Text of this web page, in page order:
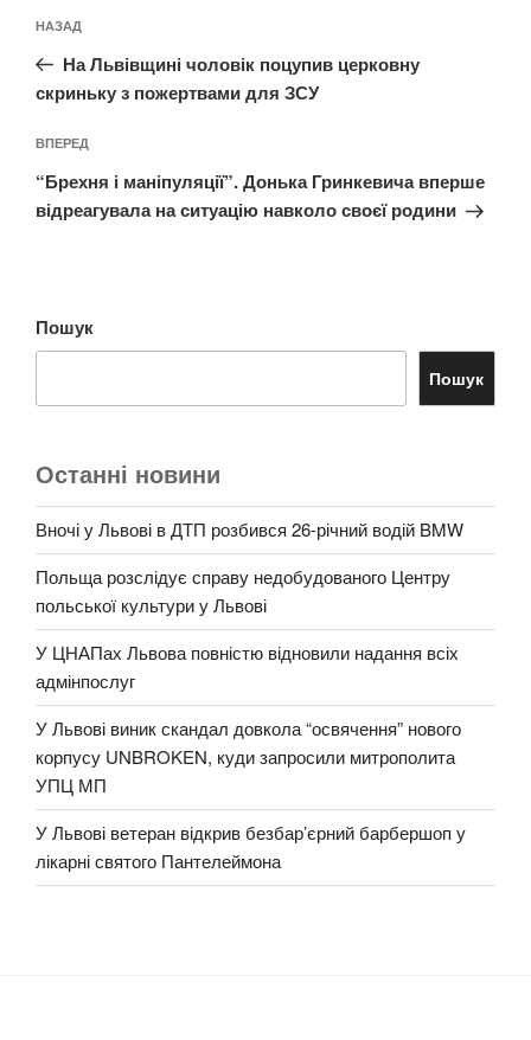
записів
Попередній
запис:
НАЗАД
На Львівщині чоловік поцупив церковну
скриньку з пожертвами для ЗСУ
Наступний
запис
ВПЕРЕД
“Брехня і маніпуляції”. Донька Гринкевича вперше
відреагувала на ситуацію навколо своєї родини
Пошук
Пошук
Останні новини
Вночі у Львові в ДТП розбився 26-річний водій BMW
Польща розслідує справу недобудованого Центру
польської культури у Львові
У ЦНАПах Львова повністю відновили надання всіх
адмінпослуг
У Львові виник скандал довкола “освячення” нового
корпусу UNBROKEN, куди запросили митрополита
УПЦ МП
У Львові ветеран відкрив безбар’єрний барбершоп у
лікарні святого Пантелеймона